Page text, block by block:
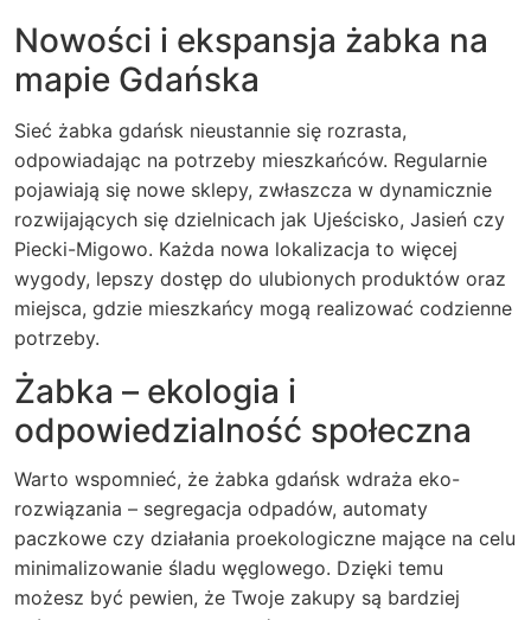
Nowości i ekspansja żabka na
mapie Gdańska
Sieć żabka gdańsk nieustannie się rozrasta,
odpowiadając na potrzeby mieszkańców. Regularnie
pojawiają się nowe sklepy, zwłaszcza w dynamicznie
rozwijających się dzielnicach jak Ujeścisko, Jasień czy
Piecki-Migowo. Każda nowa lokalizacja to więcej
wygody, lepszy dostęp do ulubionych produktów oraz
miejsca, gdzie mieszkańcy mogą realizować codzienne
potrzeby.
Żabka – ekologia i
odpowiedzialność społeczna
Warto wspomnieć, że żabka gdańsk wdraża eko-
rozwiązania – segregacja odpadów, automaty
paczkowe czy działania proekologiczne mające na celu
minimalizowanie śladu węglowego. Dzięki temu
możesz być pewien, że Twoje zakupy są bardziej